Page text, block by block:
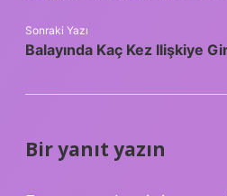
Sonraki Yazı
Balayında Kaç Kez Ilişkiye
Bir yanıt yazın